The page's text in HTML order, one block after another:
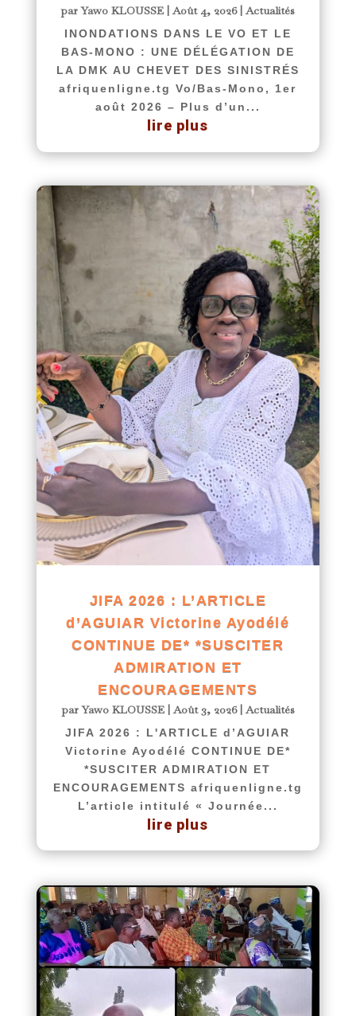
parYawo KLOUSSE |Août 4, 2026|Actualités
INONDATIONS DANS LE VO ET LE
BAS-MONO : UNE DÉLÉGATION DE
LA DMK AU CHEVET DES SINISTRÉS
afriquenligne.tg Vo/Bas-Mono, 1er
août 2026 – Plus d’un...
lire plus
JIFA 2026 : L’ARTICLE
d’AGUIAR Victorine Ayodélé
CONTINUE DE* *SUSCITER
ADMIRATION ET
ENCOURAGEMENTS
parYawo KLOUSSE|Août 3, 2026|Actualités
JIFA 2026 : L'ARTICLE d’AGUIAR
Victorine Ayodélé CONTINUE DE*
*SUSCITER ADMIRATION ET
ENCOURAGEMENTS afriquenligne.tg
L’article intitulé « Journée...
lire plus